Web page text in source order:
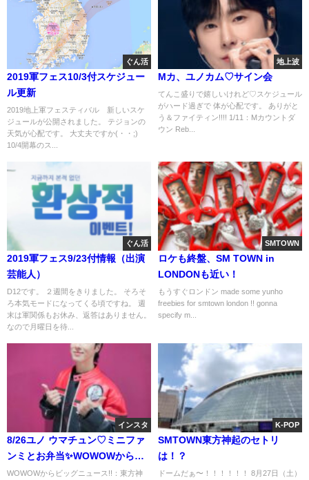
ぐん活
2019軍フェス10/3付スケジュー
ル更新
2019地上軍フェスティバル 新しいスケ
ジュールが公開されました。 テジョンの
天気が心配です。 大丈夫ですか(・・;)
10/4開幕のス...
地上波
Mカ、ユノカム♡サイン会
てんこ盛りで嬉しいけれど♡スケジュール
がハード過ぎで 体が心配です。 ありがと
う＆ファイティン!!!! 1/11：Mカウントダ
ウン Reb...
ぐん活
2019軍フェス9/23付情報（出演
芸能人）
D12です。 ２週間をきりました。 そろそ
ろ本気モードになってくる頃ですね。 週
末は軍関係もお休み、返答はありません。
なので月曜日を待...
SMTOWN
ロケも終盤、SM TOWN in
LONDONも近い！
もうすぐロンドン made some yunho
freebies for smtown london !! gonna
specify m...
インスタ
8/26ユノ ウマチュン♡ミニファ
ンミとお弁当✨WOWOWからビ
ッグニュース!!売れるコンテンツ
WOWOWからビッグニュース!!：東方神
K-POP
SMTOWN東方神起のセトリ
は！？
ドームだぁ〜！！！！！！ 8月27日（土）